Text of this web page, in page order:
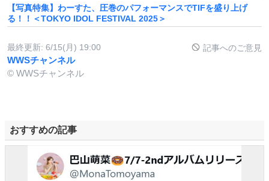
【写真特集】わーすた、圧巻のパフォーマンスでTIFを盛り上げ
る！！＜TOKYO IDOL FESTIVAL 2025＞
最終更新: 6/15(月) 19:00 記事へのご意見
WWSチャンネル
© WWSチャンネル
おすすめの記事